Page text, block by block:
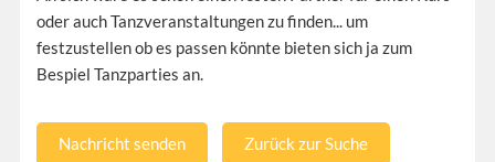
oder auch Tanzveranstaltungen zu finden... um
festzustellen ob es passen könnte bieten sich ja zum
Bespiel Tanzparties an.
Nachricht senden Zurück zur Suche